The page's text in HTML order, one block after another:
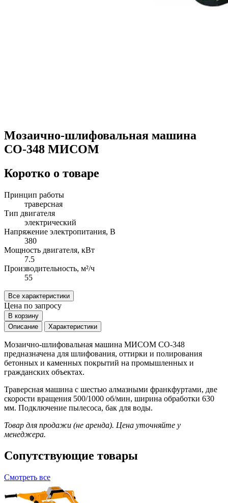
Мозаично-шлифовальная машина
СО-348 МИСОМ
Коротко о товаре
Принцип работы
траверсная
Тип двигателя
электрический
Напряжение электропитания, В
380
Мощность двигателя, кВт
7.5
Производительность, м²/ч
55
Все характеристики
Цена по запросу
В корзину
Описание
Характеристики
Мозаично-шлифовальная машина МИСОМ СО-348
предназначена для шлифования, оттирки и полирования
бетонных и каменных покрытий на промышленных и
гражданских объектах.
Траверсная машина с шестью алмазными франкфуртами, две
скорости вращения 500/1000 об/мин, ширина обработки 630
мм. Подключение пылесоса, бак для воды.
Товар для продажи (не аренда). Цена уточняйте у
менеджера.
Сопутствующие товары
Смотреть все